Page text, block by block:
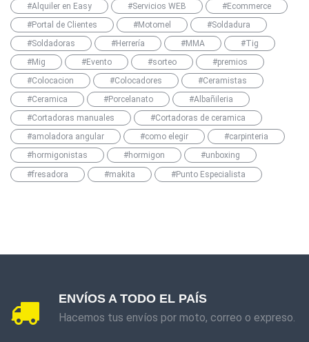
#Alquiler en Easy
#Servicios WEB
#Ecommerce
#Portal de Clientes
#Motomel
#Soldadura
#Soldadoras
#Herrería #MMA
#Tig
#Mig
#Evento #sorteo
#premios
#Colocacion
#Colocadores
#Ceramistas
#Ceramica
#Porcelanato
#Albañileria
#Cortadoras manuales
#Cortadoras de ceramica
#amoladora angular
#como elegir
#carpinteria
#hormigonistas
#hormigon
#unboxing
#fresadora
#makita #Punto Especialista
ENVÍOS A TODO EL PAÍS
Hacemos tus envíos por moto, correo o expreso.